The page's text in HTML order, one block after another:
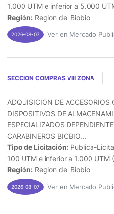
1.000 UTM e inferior a 5.000
Región: Region del Biobio
2026-08-07 Ver en Mercado
SECCION COMPRAS VIII ZONA
ADQUISICION DE ACCESORIOS
DISPOSITIVOS DE
ESPECIALIZADOS
CARABINEROS BIOBIO...
Tipo de Licitación: Publica-
100 UTM e inferior a 1.000 UTM
Región: Region del Biobio
2026-08-07 Ver en Mercado